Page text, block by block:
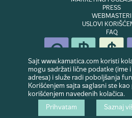
PRESS
WEBMASTERI
USLOVI
FAQ
© Copyright 2007-2026. Website developed
zadržana
Sajt www.kamatica.com koristi
mogu sadržati lične podatke (ime
adresa) i služe radi poboljšanja
Korišćenjem sajta saglasni ste kao
korišćenjem navedenih kolačica.
Prihvatam Saznaj